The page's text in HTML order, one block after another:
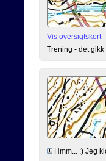
Vis oversigtskort
Trening - det gikk
Hmm... :) Jeg